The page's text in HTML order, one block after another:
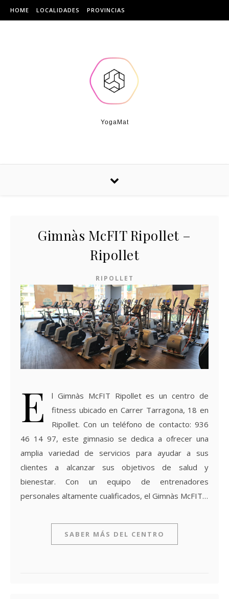
Skip to content
HOME LOCALIDADES PROVINCIAS
YogaMat
Gimnàs McFIT Ripollet –
Ripollet
RIPOLLET
E
l Gimnàs McFIT Ripollet es un centro de
fitness ubicado en Carrer Tarragona, 18 en
Ripollet. Con un teléfono de contacto: 936
46 14 97, este gimnasio se dedica a ofrecer una
amplia variedad de servicios para ayudar a sus
clientes a alcanzar sus objetivos de salud y
bienestar. Con un equipo de entrenadores
personales altamente cualificados, el Gimnàs McFIT…
SABER MÁS DEL CENTRO